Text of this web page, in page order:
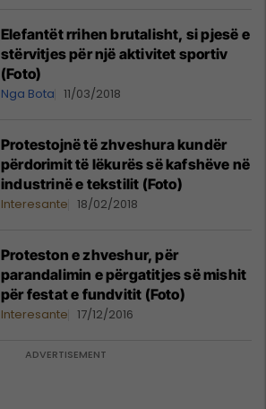
Elefantët rrihen brutalisht, si pjesë e
stërvitjes për një aktivitet sportiv
(Foto)
Nga Bota 11/03/2018
Protestojnë të zhveshura kundër
përdorimit të lëkurës së kafshëve në
industrinë e tekstilit (Foto)
Interesante 18/02/2018
Proteston e zhveshur, për
parandalimin e përgatitjes së mishit
për festat e fundvitit (Foto)
Interesante 17/12/2016